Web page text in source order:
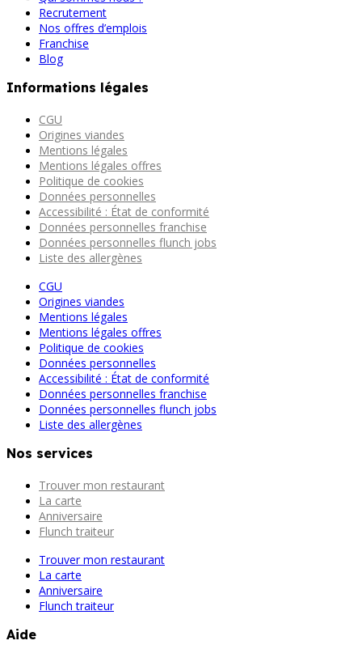
Recrutement
Nos offres d’emplois
Franchise
Blog
Informations légales
CGU
Origines viandes
Mentions légales
Mentions légales offres
Politique de cookies
Données personnelles
Accessibilité : État de conformité
Données personnelles franchise
Données personnelles flunch jobs
Liste des allergènes
CGU
Origines viandes
Mentions légales
Mentions légales offres
Politique de cookies
Données personnelles
Accessibilité : État de conformité
Données personnelles franchise
Données personnelles flunch jobs
Liste des allergènes
Nos services
Trouver mon restaurant
La carte
Anniversaire
Flunch traiteur
Trouver mon restaurant
La carte
Anniversaire
Flunch traiteur
Aide